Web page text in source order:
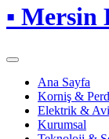
▪ Mersin
Ana Sayfa
Korniş &
Elektrik &
Kurumsal